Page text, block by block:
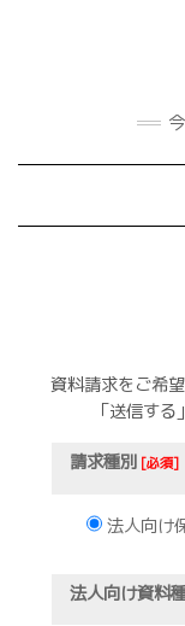
資料請求をご希
「送信す
請求種別 [必須]
法人向け
法人向け資料